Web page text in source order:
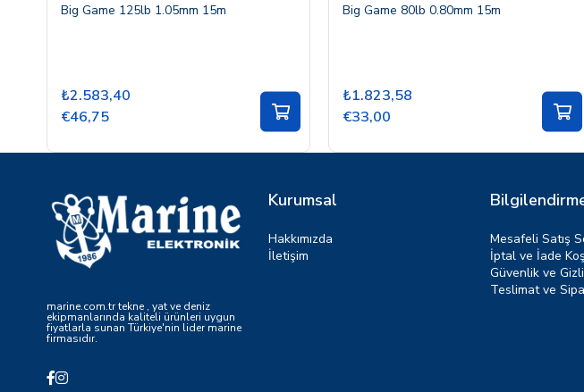
Big Game 125lb 1.05mm 15m
₺2.583,40
€46,75
Big Game 80lb 0.80mm 15m
₺1.823,58
€33,00
marine.com.tr tekne , yat ve deniz
ekipmanlarında kaliteli ürünleri uygun
fiyatlarla sunan Türkiye'nin lider marine
firmasıdır.
Kurumsal
Hakkımızda
İletişim
Mesafeli Satış
İptal ve İade
Güvenlik ve
Teslimat ve